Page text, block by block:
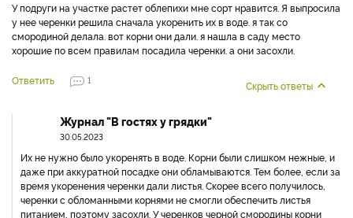
У подруги на участке растет облепихи мне сорт нравится. Я выпросила
у нее черенки решила сначала укоренить их в воде. я так со
смородиной делала. вот корни они дали. я нашла в саду место
хорошие по всем правилам посадила черенки. а они засохли.
Ответить 1 Скрыть ответы
Журнал "В гостях у грядки"
30.05.2023
Их не нужно было укоренять в воде. Корни были слишком нежные, и
даже при аккуратной посадке они обламываются. Тем более, если за
время укоренения черенки дали листья. Скорее всего получилось,
черенки с обломанными корнями не смогли обеспечить листья
питанием, поэтому засохли. У черенков черной смородины корни